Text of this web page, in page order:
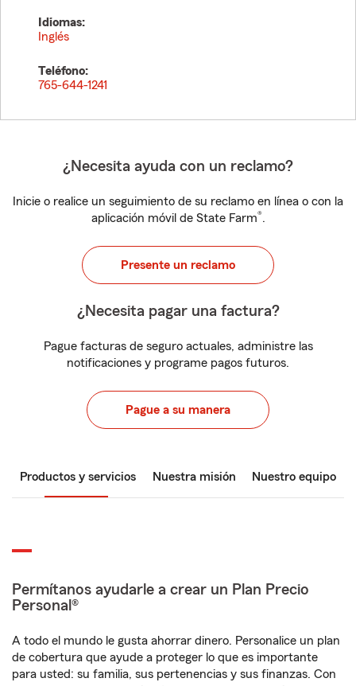
Idiomas:
Inglés
Teléfono:
765-644-1241
¿Necesita ayuda con un reclamo?
Inicie o realice un seguimiento de su reclamo en línea o con la
aplicación móvil de State Farm®.
Presente un reclamo
¿Necesita pagar una factura?
Pague facturas de seguro actuales, administre las
notificaciones y programe pagos futuros.
Pague a su manera
Productos y servicios Nuestra misión Nuestro equipo
Permítanos ayudarle a crear un Plan Precio
Personal®
A todo el mundo le gusta ahorrar dinero. Personalice un plan
de cobertura que ayude a proteger lo que es importante
para usted: su familia, sus pertenencias y sus finanzas. Con